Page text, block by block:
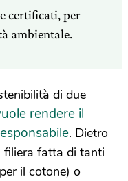
certificati, per
ambientale.
di due
rendere il
. Dietro
filiera fatta di tanti
il cotone) o